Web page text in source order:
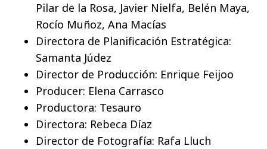
Pilar de la Rosa, Javier Nielfa, Belén Maya,
Rocío Muñoz, Ana Macías
Directora de Planificación Estratégica:
Samanta Júdez
Director de Producción: Enrique Feijoo
Producer: Elena Carrasco
Productora: Tesauro
Directora: Rebeca Díaz
Director de Fotografía: Rafa Lluch